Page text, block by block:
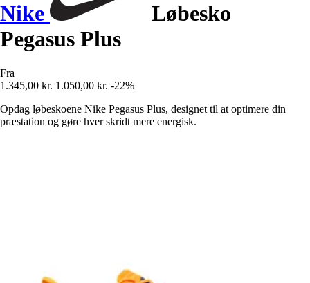
Nike
Løbesko
Pegasus Plus
Fra
1.345,00 kr. 1.050,00 kr. -22%
Opdag løbeskoene Nike Pegasus Plus, designet til at optimere din
præstation og gøre hver skridt mere energisk.